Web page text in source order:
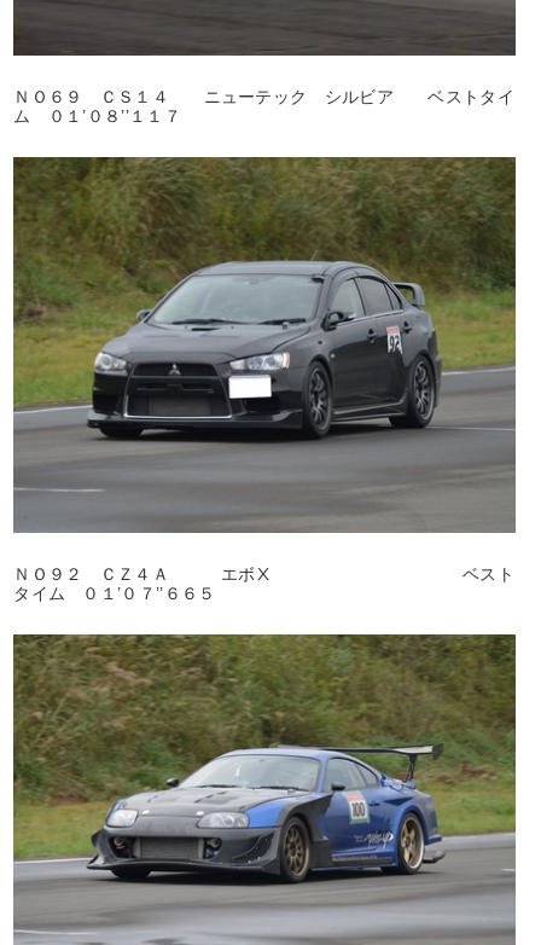
ＮＯ６９ ＣＳ１４ ニューテック シルビア ベストタイ
ム ０１’０８’’１１７
ＮＯ９２ ＣＺ４Ａ エボⅩ ベスト
タイム ０１’０７’’６６５